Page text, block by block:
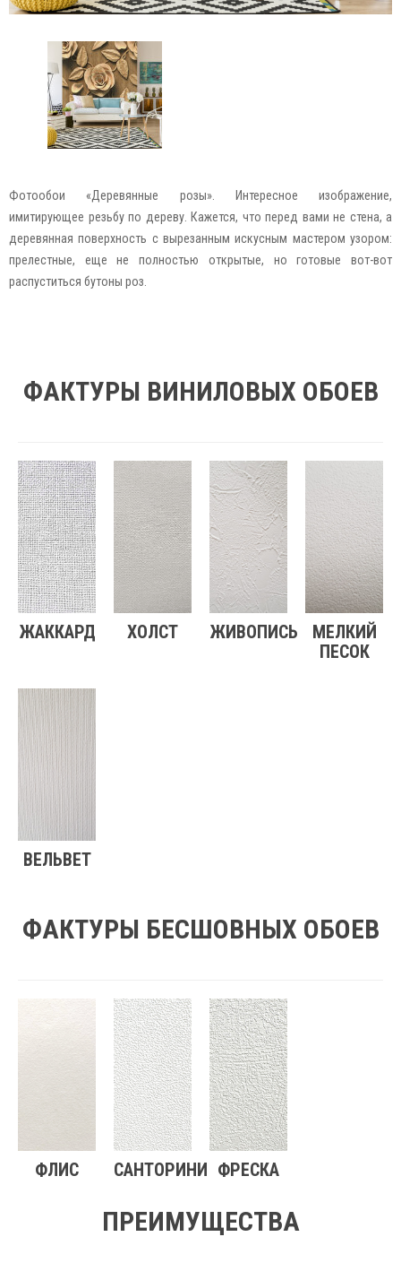
Фотообои «Деревянные розы». Интересное изображение,
имитирующее резьбу по дереву. Кажется, что перед вами не стена, а
деревянная поверхность с вырезанным искусным мастером узором:
прелестные, еще не полностью открытые, но готовые вот-вот
распуститься бутоны роз.
ФАКТУРЫ ВИНИЛОВЫХ ОБОЕВ
ЖАККАРД ХОЛСТ ЖИВОПИСЬ
МЕЛКИЙ
ПЕСОК
ВЕЛЬВЕТ
ФАКТУРЫ БЕСШОВНЫХ ОБОЕВ
ФЛИС САНТОРИНИ ФРЕСКА
ПРЕИМУЩЕСТВА